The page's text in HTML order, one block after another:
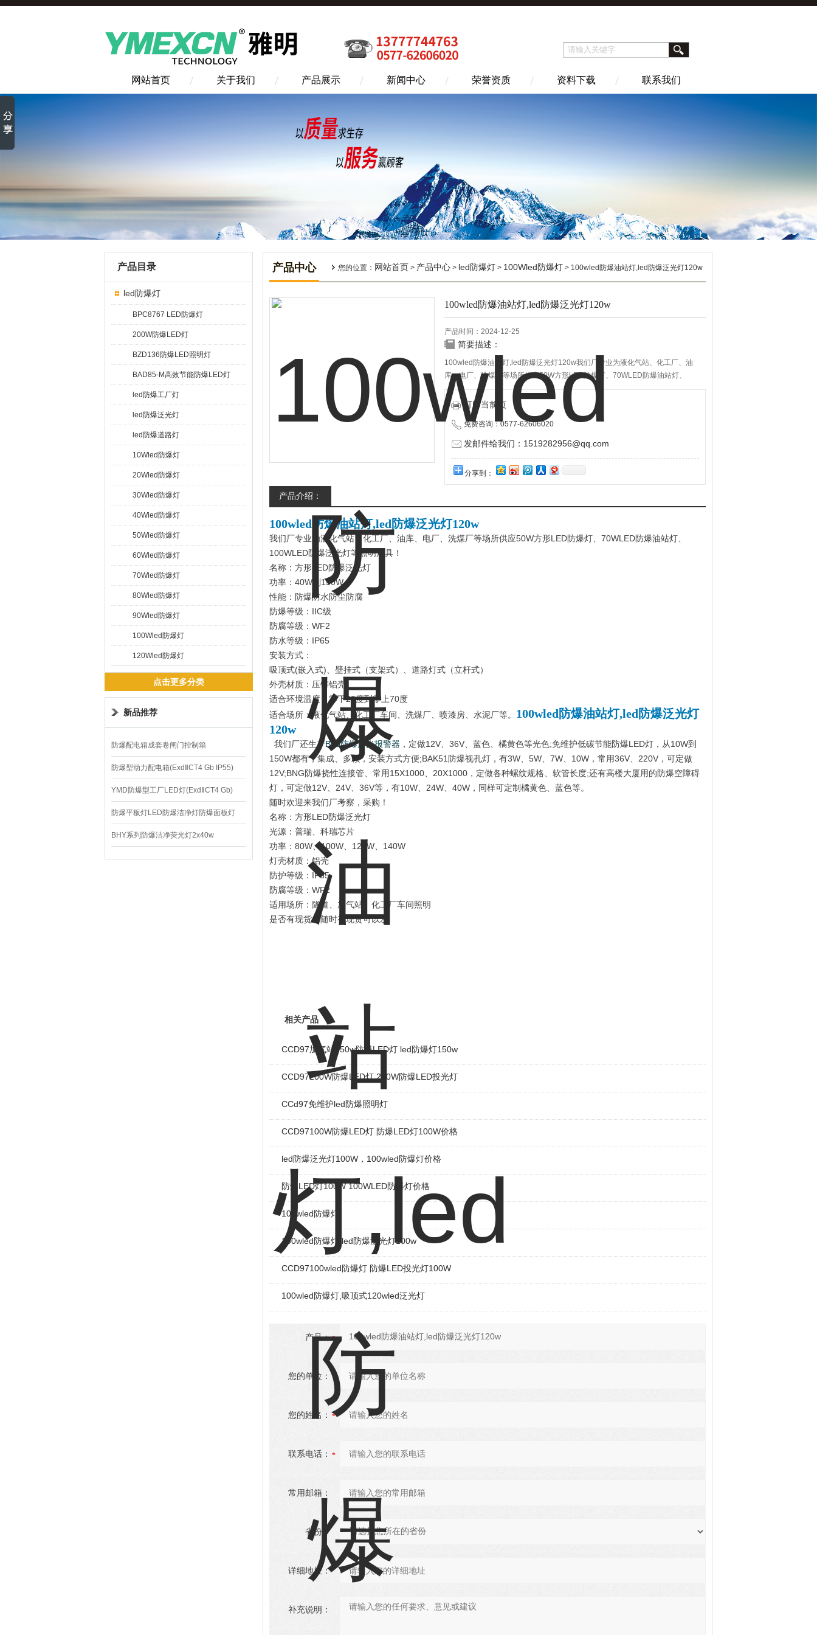
网站首页 关于我们 产品展示 新闻中心 荣誉资质 资料下载 联系我们
产品目录
led防爆灯
BPC8767 LED防爆灯
200W防爆LED灯
BZD136防爆LED照明灯
BAD85-M高效节能防爆LED灯
led防爆工厂灯
led防爆泛光灯
led防爆道路灯
10Wled防爆灯
20Wled防爆灯
30Wled防爆灯
40Wled防爆灯
50Wled防爆灯
60Wled防爆灯
70Wled防爆灯
80Wled防爆灯
90Wled防爆灯
100Wled防爆灯
120Wled防爆灯
点击更多分类
新品推荐
防爆配电箱成套卷闸门控制箱
防爆型动力配电箱(ExdⅡCT4 Gb IP55)
YMD防爆型工厂LED灯(ExdⅡCT4 Gb)
220V/150W
防爆平板灯LED防爆洁净灯防爆面板灯
BHY系列防爆洁净荧光灯2x40w
产品中心 您的位置： 网站首页 > 产品中心 > led防爆灯 > 100Wled防爆灯 > 100wled防爆油站灯,led防爆泛光灯120w
100wled防爆油站灯,led防爆泛光灯120w
产品时间：2024-12-25
简要描述：
100wled防爆油站灯,led防爆泛光灯120w我们厂专业为液化气站、化工厂、油
库、电厂、洗煤厂等场所供应50W方形LED防爆灯、70WLED防爆油站灯、
100WLED防爆泛光灯等照明灯具！用于各种室内室外工作场所。可用于中国煤炭
行业，中石油，中石化，中海油，电力，治金，钢铁，船舶，*消防，化工，政府
部门，大型企业固定照明的使用需要。
打印当前页
免费咨询：0577-62606020
发邮件给我们：1519282956@qq.com
分享到：
产品介绍：
100wled防爆油站灯,led防爆泛光灯120w
我们厂专业为液化气站、化工厂、油库、电厂、洗煤厂等场所供应50W方形LED防爆灯、70WLED防爆油站灯、
100WLED防爆泛光灯等照明灯具！
名称：方形LED防爆泛光灯
功率：40W到150W
性能：防爆防水防尘防腐
防爆等级：IIC级
防腐等级：WF2
防水等级：IP65
安装方式：
吸顶式(嵌入式)、壁挂式（支架式）、道路灯式（立杆式）
外壳材质：压铸铝壳
适合环境温度：零下20度到零上70度
适合场所：液化气站、化工厂车间、洗煤厂、喷漆房、水泥厂等。 100wled防爆油站灯,led防爆泛光灯
120w
我们厂还生产BBJ防爆声光报警器 ，定做12V、36V、蓝色、橘黄色等光色;免维护低碳节能防爆LED灯，从10W到
150W都有，集成、多颗，安装方式方便;BAK51防爆视孔灯，有3W、5W、7W、10W，常用36V、220V，可定做
12V;BNG防爆挠性连接管、常用15X1000、20X1000，定做各种螺纹规格、软管长度;还有高楼大厦用的防爆空障碍
灯，可定做12V、24V、36V等，有10W、24W、40W，同样可定制橘黄色、蓝色等。
随时欢迎来我们厂考察，采购！
名称：方形LED防爆泛光灯
光源：普瑞、科瑞芯片
功率：80W、100W、120W、140W
灯壳材质：铝壳
防护等级：IP65
防腐等级：WF2
适用场所：隧道、加气站、化工厂车间照明
是否有现货：随时有现货可以发
相关产品
CCD97加气站150w防爆LED灯 led防爆灯150w
CCD97200W防爆LED灯 200W防爆LED投光灯
CCd97免维护led防爆照明灯
CCD97100W防爆LED灯 防爆LED灯100W价格
led防爆泛光灯100W，100wled防爆灯价格
防爆LED灯100W 100WLED防爆灯价格
100wled防爆灯
100wled防爆灯,led防爆泛光灯100w
CCD97100wled防爆灯​ 防爆LED投光灯100W
100wled防爆灯,吸顶式120wled泛光灯
产品：
您的单位：
您的姓名：
联系电话：
常用邮箱：
省份：
详细地址：
补充说明：